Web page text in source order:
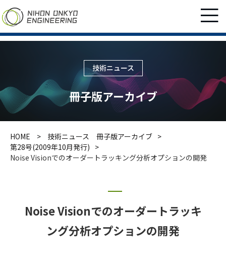
技術ニュース
冊子版アーカイブ
HOME
技術ニュース 冊子版アーカイブ
第28号(2009年10月発行)
Noise Visionでのオーダートラッキング分析オプションの開発
Noise Visionでのオーダートラッキ
ング分析オプションの開発